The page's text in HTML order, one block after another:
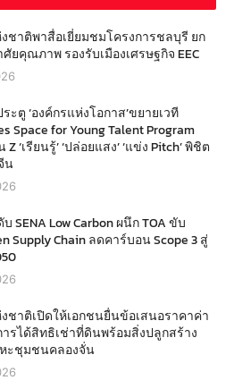
ชาติพาสื่อเยี่ยมชมโครงการชลบุรี ยก
ยคุณภาพ รองรับเมืองเศรษฐกิจ EEC
ะตู ‘องค์กรแห่งโอกาส’ขยายเวที
Space for Young Talent Program
Z ‘เรียนรู้’ ‘ปล่อยแสง’ ‘แข่ง Pitch’ พิชิต
น
SENA Low Carbon ผนึก TOA ขับ
Supply Chain ลดคาร์บอน Scope 3 สู่
ชาติเปิดให้เอกชนยื่นข้อเสนอราคาค่า
รได้สิทธิเช่าที่ดินพร้อมสิ่งปลูกสร้าง
ะชุมชนคลองจั่น